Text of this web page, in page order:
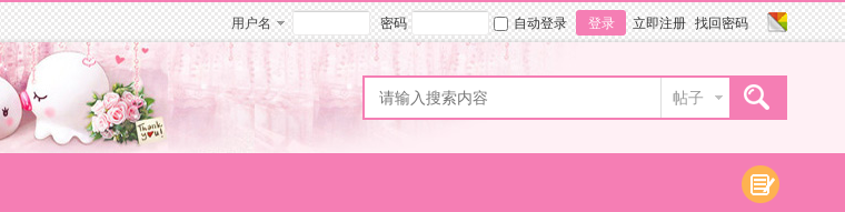
用户名 密码 自动登录 登录 立即注册 找回密码
帖子